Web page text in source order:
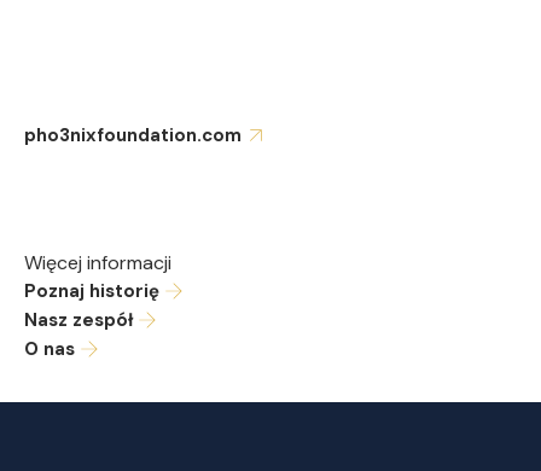
pho3nixfoundation.com
Więcej informacji
Poznaj historię
Nasz zespół
O nas